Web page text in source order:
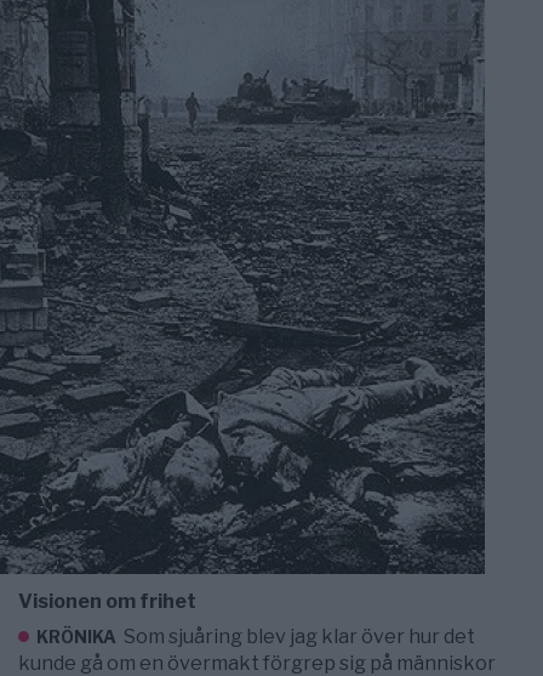
Visionen om frihet
KRÖNIKA Som sjuåring blev jag klar över hur det
kunde gå om en övermakt förgrep sig på människor